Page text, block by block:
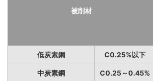
被削材
低炭素鋼 C0.25%以下
中炭素鋼 C0.25～0.45%